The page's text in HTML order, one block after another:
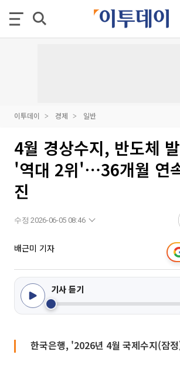
이투데이 경제 일반
4월 경상수지, 반도체
'역대 2위'⋯36개월 연
진
수정 2026-06-05 08:46
배근미 기자
기사 듣기
한국은행, '2026년 4월 국제수지(잠